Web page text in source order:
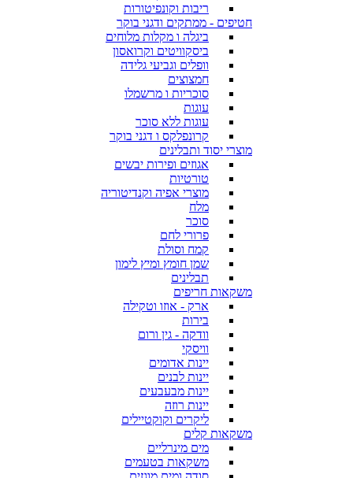
ריבות וקונפיטורות
חטיפים - ממתקים ודגני בוקר
ביגלה ו מקלות מלוחים
ביסקוויטים וקרואסון
וופלים וגביעי גלידה
חמצוצים
סוכריות ו מרשמלו
עוגות
עוגות ללא סוכר
קרונפלקס ו דגני בוקר
מוצרי יסוד ותבלינים
אגוזים ופירות יבשים
טורטיות
מוצרי אפיה וקנדיטוריה
מלח
סוכר
פרורי לחם
קמח וסולת
שמן חומץ ומיץ לימון
תבלינים
משקאות חריפים
ארק - אוזו וטקילה
בירות
וודקה - גין ורום
וויסקי
יינות אדומים
יינות לבנים
יינות מבעבעים
יינות רוזה
ליקרים וקוקטיילים
משקאות קלים
מים מינרליים
משקאות בטעמים